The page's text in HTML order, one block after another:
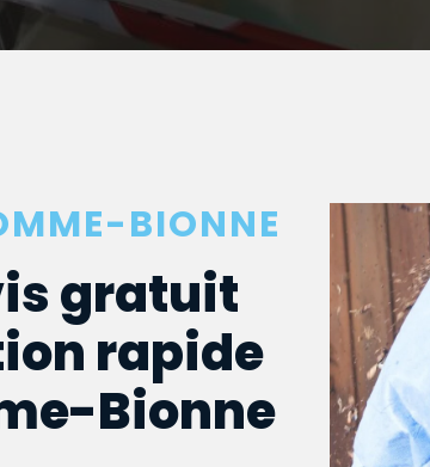
BIONNE
gratuit
rapide
Bionne